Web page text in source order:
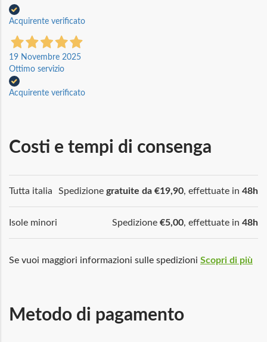
Acquirente verificato
19 Novembre 2025
Ottimo servizio
Acquirente verificato
Costi e tempi di consenga
Tutta italia Spedizione gratuite da €19,90, effettuate in 48h
Isole minori Spedizione €5,00, effettuate in 48h
Se vuoi maggiori informazioni sulle spedizioni Scopri di più
Metodo di pagamento